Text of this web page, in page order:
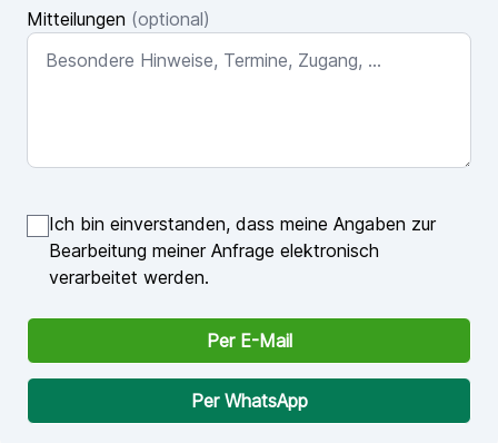
Mitteilungen (optional)
Ich bin einverstanden, dass meine Angaben zur
Bearbeitung meiner Anfrage elektronisch
verarbeitet werden.
Per E-Mail
Per WhatsApp